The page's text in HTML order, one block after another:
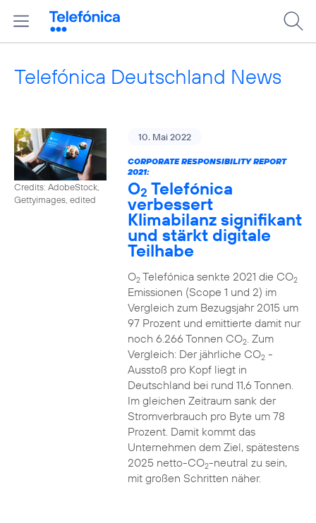
Telefónica Deutschland News
Credits: AdobeStock,
Gettyimages, edited
10. Mai 2022
CORPORATE RESPONSIBILITY REPORT
2021:
O2 Telefónica
verbessert
Klimabilanz signifikant
und stärkt digitale
Teilhabe
O2Telefónica senkte 2021 die CO2
Emissionen (Scope 1 und 2) im
Vergleich zum Bezugsjahr 2015 um
97 Prozent und emittierte damit nur
noch 6.266 Tonnen CO2. Zum
Vergleich: Der jährliche CO2-
Ausstoß pro Kopf liegt in
Deutschland bei rund 11,6 Tonnen.
Im gleichen Zeitraum sank der
Stromverbrauch pro Byte um 78
Prozent. Damit kommt das
Unternehmen dem Ziel, spätestens
2025 netto-CO2-neutral zu sein,
mit großen Schritten näher.